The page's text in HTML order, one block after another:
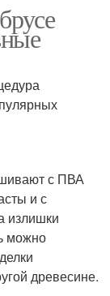
с ПВА
и с
излишки
можно
древесине.